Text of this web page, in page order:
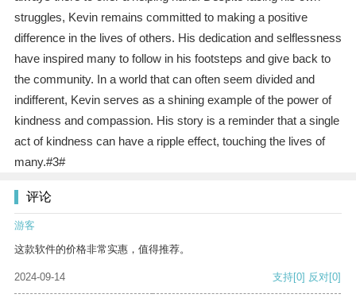
struggles, Kevin remains committed to making a positive
difference in the lives of others. His dedication and selflessness
have inspired many to follow in his footsteps and give back to
the community. In a world that can often seem divided and
indifferent, Kevin serves as a shining example of the power of
kindness and compassion. His story is a reminder that a single
act of kindness can have a ripple effect, touching the lives of
many.#3#
评论
游客
这款软件的价格非常实惠，值得推荐。
2024-09-14 支持[0] 反对[0]